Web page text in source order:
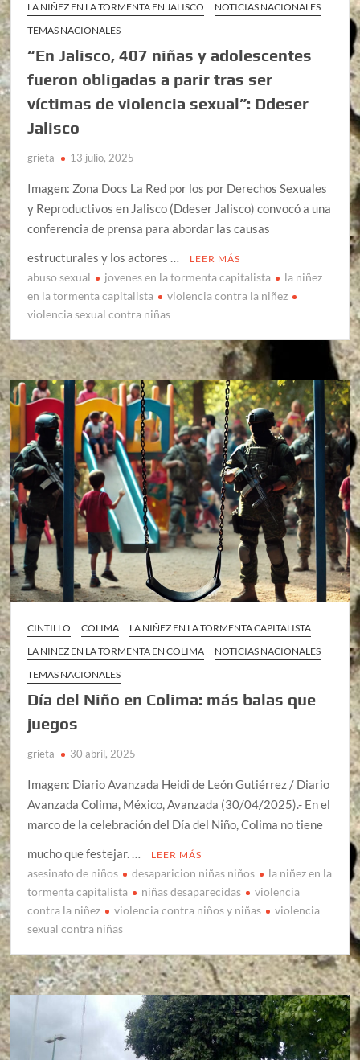
LA NIÑEZ EN LA TORMENTA EN JALISCO
NOTICIAS NACIONALES
TEMAS NACIONALES
“En Jalisco, 407 niñas y adolescentes
fueron obligadas a parir tras ser
víctimas de violencia sexual”: Ddeser
Jalisco
grieta 13 julio, 2025
Imagen: Zona Docs La Red por los por Derechos Sexuales
y Reproductivos en Jalisco (Ddeser Jalisco) convocó a una
conferencia de prensa para abordar las causas
estructurales y los actores …
LEER MÁS
abuso sexual jovenes en la tormenta capitalista
la niñez
en la tormenta capitalista
violencia contra la niñez
violencia sexual contra niñas
CINTILLO COLIMA
LA NIÑEZ EN LA TORMENTA CAPITALISTA
LA NIÑEZ EN LA TORMENTA EN COLIMA
NOTICIAS NACIONALES
TEMAS NACIONALES
Día del Niño en Colima: más balas que
juegos
grieta 30 abril, 2025
Imagen: Diario Avanzada Heidi de León Gutiérrez / Diario
Avanzada Colima, México, Avanzada (30/04/2025).- En el
marco de la celebración del Día del Niño, Colima no tiene
mucho que festejar. …
LEER MÁS
asesinato de niños desaparicion niñas niños
la niñez en la
tormenta capitalista
niñas desaparecidas
violencia
contra la niñez
violencia contra niños y niñas
violencia
sexual contra niñas